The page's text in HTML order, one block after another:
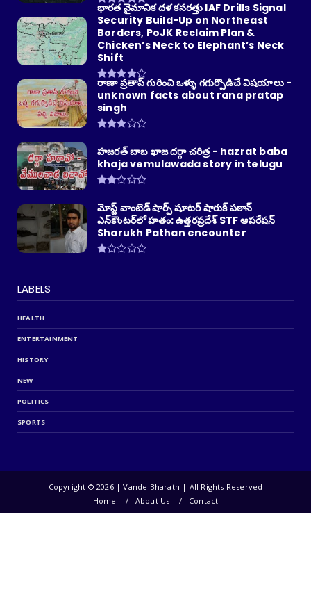
భారత వైమానిక దళ కసరత్తు IAF Drills Signal
Security Build-Up on Northeast
Borders, PoJK Reclaim Plan &
Chicken’s Neck to Elephant’s Neck
Shift
రాణా ప్రతాప్ గురించి ఒళ్ళు గగుర్పొడిచే విషయాలు -
unknown facts about rana pratap
singh
హజరత్ బాబ ఖాజ దర్గా చరిత్ర - hazrat baba
khaja vemulawada story in telugu
మోస్ట్ వాంటెడ్ షార్ప్ షూటర్ షారుక్ పఠాన్
ఎన్‌కౌంటర్‌లో హతం: ఉత్తరప్రదేశ్ STF ఆపరేషన్
Sharukh Pathan encounter
LABELS
HEALTH
ENTERTAINMENT
HISTORY
NEW
POLITICS
SPORTS
Copyright © 2026 | Vande Bharath | All Rights Reserved
Home
About Us Contact